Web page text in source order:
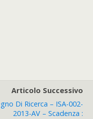
Articolo Successivo
Di Ricerca – ISA-002-
2013-AV – Scadenza :